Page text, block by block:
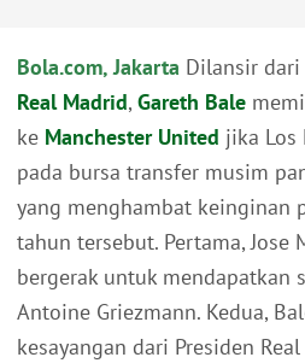
Bola.com, Jakarta Dilansir
Real Madrid, Gareth Bale
ke Manchester United jika Los
pada bursa transfer musim
yang menghambat keinginan
tahun tersebut. Pertama,
bergerak untuk mendapatkan
Antoine Griezmann. Kedua,
kesayangan dari Presiden